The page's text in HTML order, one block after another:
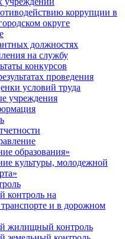
коррупции в
округе
должностях
на службу
конкурсов
проведения
условий труда
учреждения
образования»
культуры, молодежной
контроль на
и в дорожном
жилищный контроль